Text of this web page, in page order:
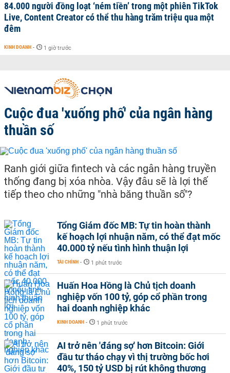
84.000 người đồng loạt ‘ném tiền’ trong một phiên TikTok
Live, Content Creator có thể thu hàng trăm triệu qua một
đêm
KINH DOANH - 1 giờ trước
Cuộc đua 'xuống phố' của ngân hàng
thuần số
Ranh giới giữa fintech và các ngân hàng truyền
thống đang bị xóa nhòa. Vậy đâu sẽ là lợi thế
tiếp theo cho những "nhà băng thuần số"?
Tổng Giám đốc MB: Tự tin hoàn thành
kế hoạch lợi nhuận năm, có thể đạt mốc
40.000 tỷ nếu tình hình thuận lợi
TÀI CHÍNH - 1 phút trước
Huấn Hoa Hồng là Chủ tịch doanh
nghiệp vốn 100 tỷ, góp cổ phần trong
hai doanh nghiệp khác
KINH DOANH - 1 phút trước
AI trở nên 'đáng sợ' hơn Bitcoin: Giới
đầu tư tháo chạy vì thị trường bốc hơi
40%, 150 tỷ USD bị rút không thương